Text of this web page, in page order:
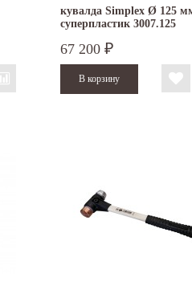
кувалда Simplex Ø 125
суперпластик 3007.125
67 200 ₽